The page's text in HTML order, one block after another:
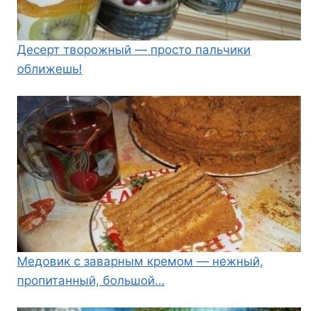
Десерт творожный — просто пальчики
оближешь!
Медовик с заварным кремом — нежный,
пропитанный, большой…